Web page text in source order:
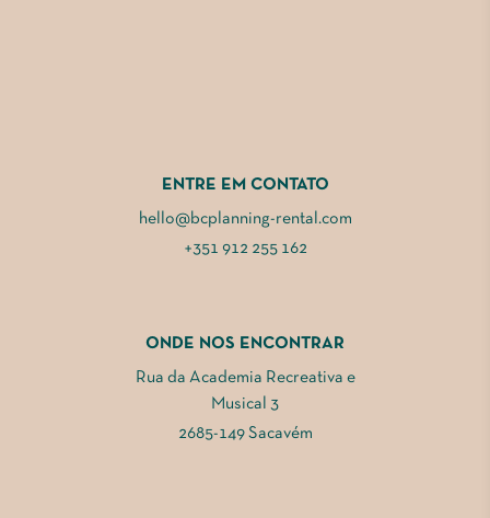
ENTRE EM CONTATO
hello@bcplanning-rental.com
+351 912 255 162
ONDE NOS ENCONTRAR
Rua da Academia Recreativa e
Musical 3
2685-149 Sacavém